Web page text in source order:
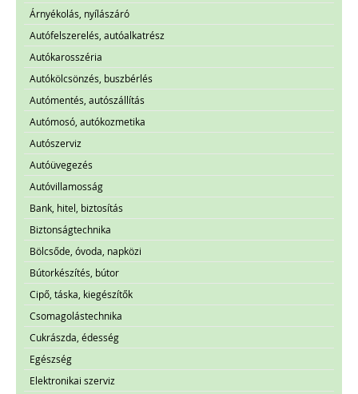
Árnyékolás, nyílászáró
Autófelszerelés, autóalkatrész
Autókarosszéria
Autókölcsönzés, buszbérlés
Autómentés, autószállítás
Autómosó, autókozmetika
Autószerviz
Autóüvegezés
Autóvillamosság
Bank, hitel, biztosítás
Biztonságtechnika
Bölcsőde, óvoda, napközi
Bútorkészítés, bútor
Cipő, táska, kiegészítők
Csomagolástechnika
Cukrászda, édesség
Egészség
Elektronikai szerviz